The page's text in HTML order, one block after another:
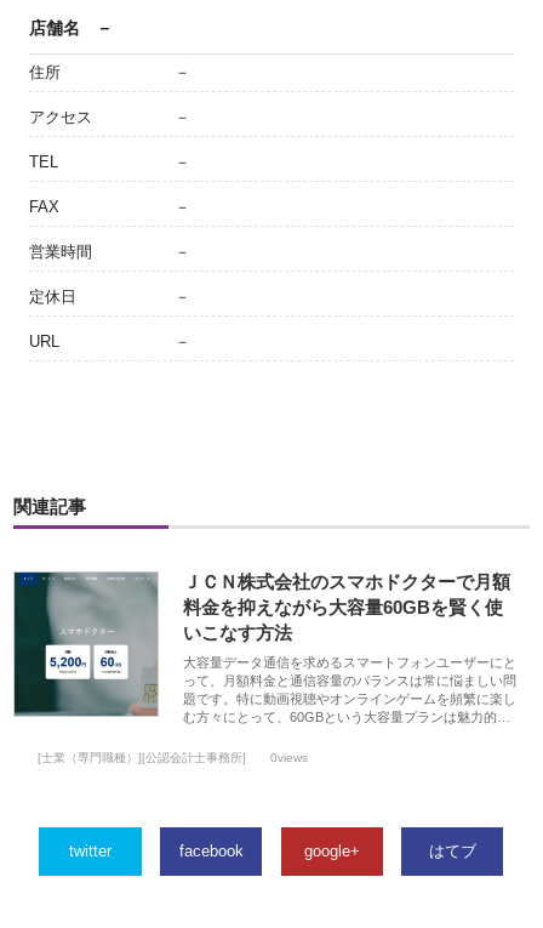
店舗名 －
住所 －
アクセス －
TEL －
FAX －
営業時間 －
定休日 －
URL －
関連記事
ＪＣＮ株式会社のスマホドクターで月額
料金を抑えながら大容量60GBを賢く使
いこなす方法
大容量データ通信を求めるスマートフォンユーザーにと
って、月額料金と通信容量のバランスは常に悩ましい問
題です。特に動画視聴やオンラインゲームを頻繁に楽し
む方々にとって、60GBという大容量プランは魅力的…
[士業（専門職種）][公認会計士事務所] 0views
twitter facebook google+ はてブ